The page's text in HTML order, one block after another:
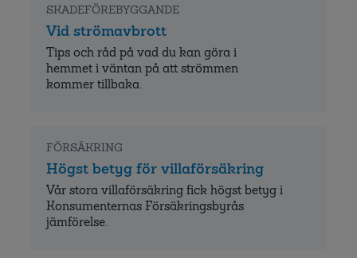
SKADEFÖREBYGGANDE
Vid strömavbrott
Tips och råd på vad du kan göra i
hemmet i väntan på att strömmen
kommer tillbaka.
FÖRSÄKRING
Högst betyg för villaförsäkring
Vår stora villaförsäkring fick högst betyg i
Konsumenternas Försäkringsbyrås
jämförelse.